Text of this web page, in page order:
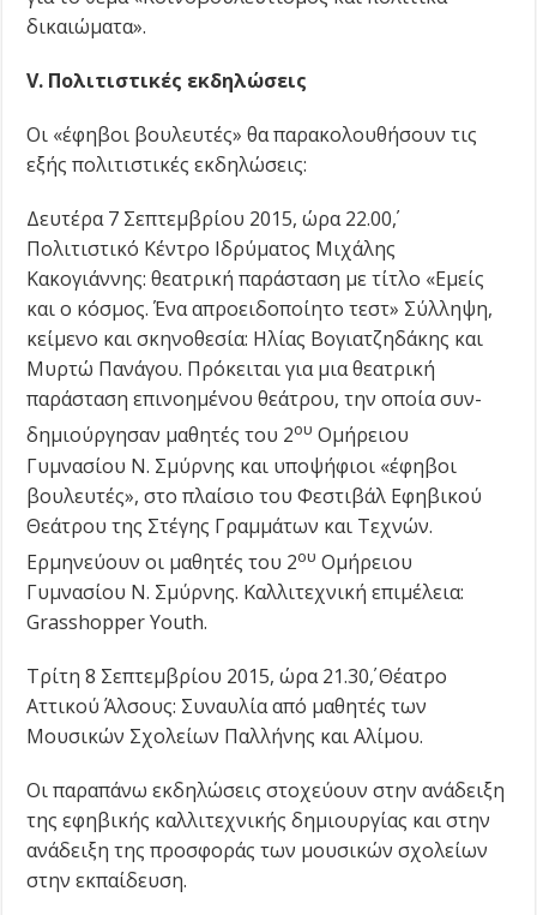
δικαιώματα».
V. Πολιτιστικές εκδηλώσεις
Οι «έφηβοι βουλευτές» θα παρακολουθήσουν τις
εξής πολιτιστικές εκδηλώσεις:
Δευτέρα 7 Σεπτεμβρίου 2015, ώρα 22.00΄,
Πολιτιστικό Κέντρο Ιδρύματος Μιχάλης
Κακογιάννης: θεατρική παράσταση με τίτλο «Εμείς
και ο κόσμος. Ένα απροειδοποίητο τεστ» Σύλληψη,
κείμενο και σκηνοθεσία: Ηλίας Βογιατζηδάκης και
Μυρτώ Πανάγου. Πρόκειται για μια θεατρική
παράσταση επινοημένου θεάτρου, την οποία συν-
δημιούργησαν μαθητές του 2ου Ομήρειου
Γυμνασίου Ν. Σμύρνης και υποψήφιοι «έφηβοι
βουλευτές», στο πλαίσιο του Φεστιβάλ Εφηβικού
Θεάτρου της Στέγης Γραμμάτων και Τεχνών.
Ερμηνεύουν οι μαθητές του 2ου Ομήρειου
Γυμνασίου Ν. Σμύρνης. Καλλιτεχνική επιμέλεια:
Grasshopper Youth.
Τρίτη 8 Σεπτεμβρίου 2015, ώρα 21.30΄, Θέατρο
Αττικού Άλσους: Συναυλία από μαθητές των
Μουσικών Σχολείων Παλλήνης και Αλίμου.
Οι παραπάνω εκδηλώσεις στοχεύουν στην ανάδειξη
της εφηβικής καλλιτεχνικής δημιουργίας και στην
ανάδειξη της προσφοράς των μουσικών σχολείων
στην εκπαίδευση.